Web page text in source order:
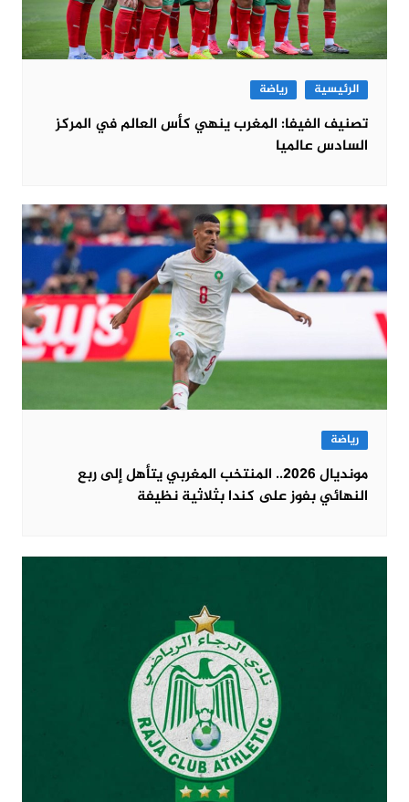
الرئيسية رياضة
تصنيف الفيفا: المغرب ينهي كأس العالم في المركز
السادس عالميا
رياضة
مونديال 2026.. المنتخب المغربي يتأهل إلى ربع
النهائي بفوز على كندا بثلاثية نظيفة